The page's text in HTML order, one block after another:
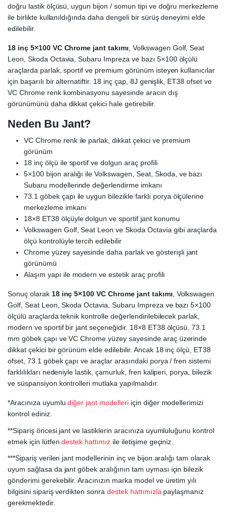
doğru lastik ölçüsü, uygun bijon / somun tipi ve doğru merkezleme
ile birlikte kullanıldığında daha dengeli bir sürüş deneyimi elde
edilebilir.
18 inç 5×100 VC Chrome jant takımı , Volkswagen Golf, Seat
Leon, Skoda Octavia, Subaru Impreza ve bazı 5×100 ölçülü
araçlarda parlak, sportif ve premium görünüm isteyen kullanıcılar
için başarılı bir alternatiftir. 18 inç çap, 8J genişlik, ET38 ofset ve
VC Chrome renk kombinasyonu sayesinde aracın dış
görünümünü daha dikkat çekici hale getirebilir.
Neden Bu Jant?
VC Chrome renk ile parlak, dikkat çekici ve premium
görünüm
18 inç ölçü ile sportif ve dolgun araç profili
5×100 bijon aralığı ile Volkswagen, Seat, Skoda, ve bazı
Subaru modellerinde değerlendirme imkanı
73.1 göbek çapı ile uygun bilezikle farklı porya ölçülerine
merkezleme imkanı
18×8 ET38 ölçüyle dolgun ve sportif jant konumu
Volkswagen Golf, Seat Leon ve Skoda Octavia gibi araçlarda
ölçü kontrolüyle tercih edilebilir
Chrome yüzey sayesinde daha parlak ve gösterişli jant
görünümü
Alaşım yapı ile modern ve estetik araç profili
Sonuç olarak 18 inç 5×100 VC Chrome jant takımı , Volkswagen
Golf, Seat Leon, Skoda Octavia, Subaru Impreza ve bazı 5×100
ölçülü araçlarda teknik kontrolle değerlendirilebilecek parlak,
modern ve sportif bir jant seçeneğidir. 18×8 ET38 ölçüsü, 73.1
mm göbek çapı ve VC Chrome yüzey sayesinde araç üzerinde
dikkat çekici bir görünüm elde edilebilir. Ancak 18 inç ölçü, ET38
ofset, 73.1 göbek çapı ve araçlar arasındaki porya / fren sistemi
farklılıkları nedeniyle lastik, çamurluk, fren kaliperi, porya, bilezik
ve süspansiyon kontrolleri mutlaka yapılmalıdır.
*Aracınıza uyumludiğer jant modelleriiçin diğer modellerimizi
kontrol ediniz.
**Sipariş öncesi jant ve lastiklerin aracınıza uyumluluğunu kontrol
etmek için lütfendestek hattımız ile iletişime geçiniz.
***Sipariş verilen jant modellerinin inç ve bijon aralığı tam olarak
uyum sağlasa da jant göbek aralığının tam uyması için bilezik
gönderimi gerekebilir. Aracınızın marka model ve üretim yılı
bilgisini sipariş verdikten sonra destek hattımızlapaylaşmanız
gerekmektedir.